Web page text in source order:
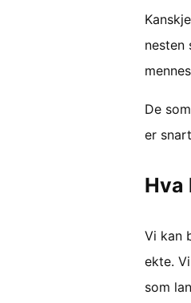
nesten
De
er
Hva
Vi kan
ekte.
som